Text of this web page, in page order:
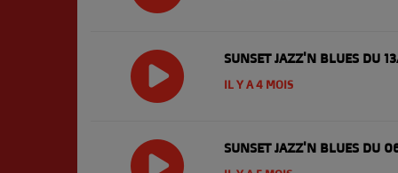
SUNSET JAZZ'N BLUES DU
IL Y A 4 MOIS
SUNSET JAZZ'N BLUES DU